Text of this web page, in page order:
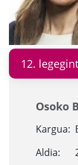
12.
Osoko
Kargua:
Aldia: